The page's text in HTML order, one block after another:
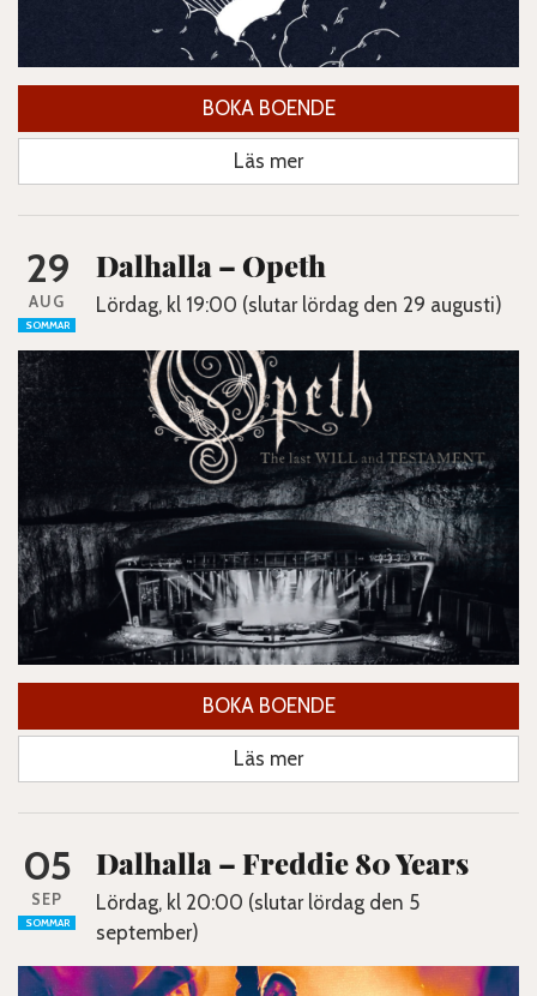
BOKA BOENDE
Läs mer
29
AUG
SOMMAR
Dalhalla – Opeth
Lördag, kl 19:00 (slutar lördag den 29 augusti)
BOKA BOENDE
Läs mer
05
SEP
SOMMAR
Dalhalla – Freddie 80 Years
Lördag, kl 20:00 (slutar lördag den 5
september)